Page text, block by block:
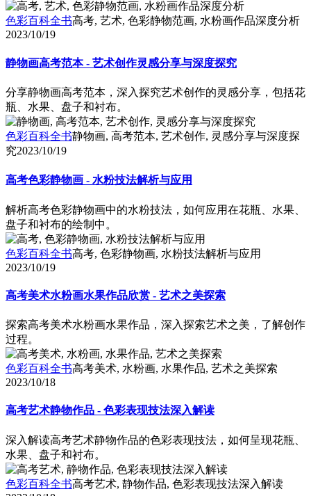
色彩百科全书高考, 艺术, 色彩静物范画, 水粉画作品深度分析
2023/10/19
静物画高考范本 - 艺术创作灵感分享与深度探究
分享静物画高考范本，深入探究艺术创作的灵感分享，包括花
瓶、水果、盘子和衬布。
色彩百科全书静物画, 高考范本, 艺术创作, 灵感分享与深度探
究2023/10/19
高考色彩静物画 - 水粉技法解析与应用
解析高考色彩静物画中的水粉技法，如何应用在花瓶、水果、
盘子和衬布的绘制中。
色彩百科全书高考, 色彩静物画, 水粉技法解析与应用
2023/10/19
高考美术水粉画水果作品欣赏 - 艺术之美探索
探索高考美术水粉画水果作品，深入探索艺术之美，了解创作
过程。
色彩百科全书高考美术, 水粉画, 水果作品, 艺术之美探索
2023/10/18
高考艺术静物作品 - 色彩表现技法深入解读
深入解读高考艺术静物作品的色彩表现技法，如何呈现花瓶、
水果、盘子和衬布。
色彩百科全书高考艺术, 静物作品, 色彩表现技法深入解读